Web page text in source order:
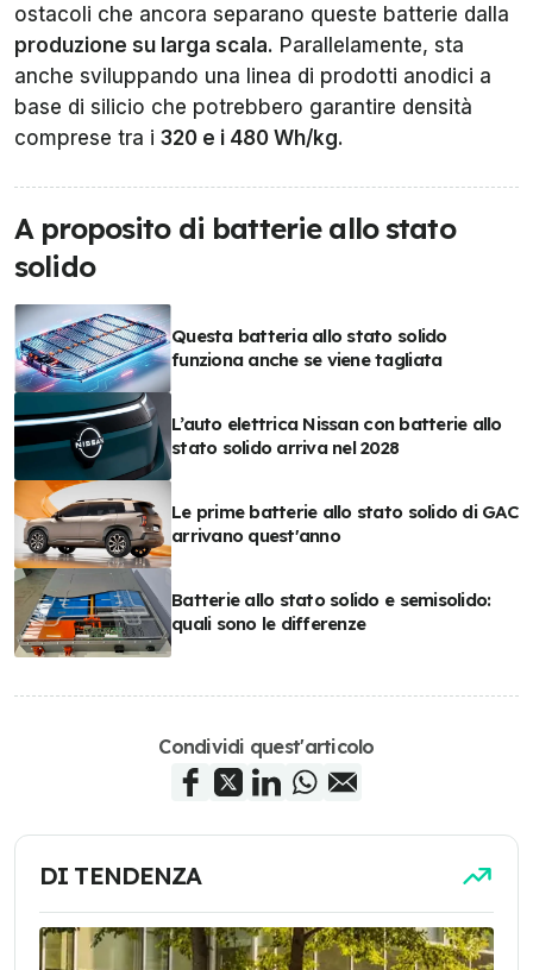
ostacoli che ancora separano queste batterie dalla
produzione su larga scala. Parallelamente, sta
anche sviluppando una linea di prodotti anodici a
base di silicio che potrebbero garantire densità
comprese tra i 320 e i 480 Wh/kg.
A proposito di batterie allo stato
solido
Questa batteria allo stato solido
funziona anche se viene tagliata
L’auto elettrica Nissan con batterie allo
stato solido arriva nel 2028
Le prime batterie allo stato solido di GAC
arrivano quest'anno
Batterie allo stato solido e semisolido:
quali sono le differenze
Condividi quest'articolo
DI TENDENZA